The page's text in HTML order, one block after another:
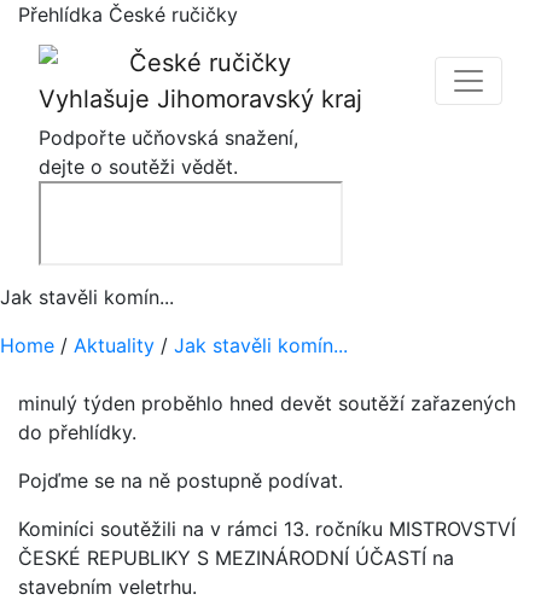
Přehlídka České ručičky
Vyhlašuje Jihomoravský kraj
Podpořte učňovská snažení,
dejte o soutěži vědět.
Jak stavěli komín...
Home / Aktuality / Jak stavěli komín...
minulý týden proběhlo hned devět soutěží zařazených
do přehlídky.
Pojďme se na ně postupně podívat.
Kominíci soutěžili na v rámci 13. ročníku MISTROVSTVÍ
ČESKÉ REPUBLIKY S MEZINÁRODNÍ ÚČASTÍ na
stavebním veletrhu.